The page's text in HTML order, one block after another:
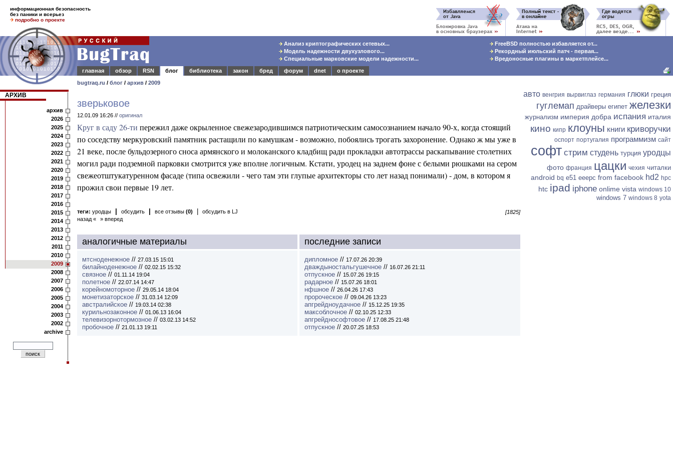
информационная безопасность
без паники и всерьез
подробно о проекте
Анализ криптографических сетевых...
Модель надежности двухузлового...
Специальные марковские модели надежности...
FreeBSD полностью избавляется от...
Рекордный июльский патч - первая...
Вредоносные плагины в маркетплейсе...
главная
обзор RSN блог библиотека закон бред форум dnet
о проекте
bugtraq.ru / блог / архив / 2009
АРХИВ
архив
2026
2025
2024
2023
2022
2021
2020
2019
2018
2017
2016
2015
2014
2013
2012
2011
2010
2009
2008
2007
2006
2005
2004
2003
2002
archive
зверьковое
12.01.09 16:26 // оригинал
Круг в саду 26-ти пережил даже окрыленное свежезародившимся патриотическим самосознанием начало 90-х, когда стоящий
по соседству меркуровский памятник растащили по камушкам - возможно, побоялись трогать захоронение. Однако ж мы уже в
21 веке, после бульдозерного сноса армянского и молоканского кладбищ ради прокладки автотрассы раскапывание столетних
могил ради подземной парковки смотрится уже вполне логичным. Кстати, уродец на заднем фоне с белыми рюшками на сером
свежеотштукатуренном фасаде (типа освежили - чего там эти глупые архитекторы сто лет назад понимали) - дом, в котором я
прожил свои первые 19 лет.
теги: уродцы обсудить все отзывы (0) обсудить в LJ
[1825]
назад «
» вперед
аналогичные материалы
мтсноденежное // 27.03.15 15:01
билайноденежное // 02.02.15 15:32
связное // 01.11.14 19:04
полетное // 22.07.14 14:47
корейномоторное // 29.05.14 18:04
монетизаторское // 31.03.14 12:09
австралийское // 19.03.14 02:38
курильнозаконное // 01.06.13 16:04
телевизорнотормозное // 03.02.13 14:52
пробочное // 21.01.13 19:11
последние записи
дипломное // 17.07.26 20:39
дваждыностальгушечное // 16.07.26 21:11
отпускное // 15.07.26 19:15
радарное // 15.07.26 18:01
нфшное // 26.04.26 17:43
пророческое // 09.04.26 13:23
апгрейдноудачное // 15.12.25 19:35
максоблочное // 02.10.25 12:33
апгрейднософтовое // 17.08.25 21:48
отпускное // 20.07.25 18:53
авто венгрия вырвиглаз германия глюки греция
гуглемап драйверы египет железки
журнализм империя добра испания италия
кино кипр клоуны книги криворучки
оспорт португалия программизм сайт
софт стрим студень турция уродцы
фото франция цацки чехия читалки
android bq e51 eeepc from facebook hd2 hpc
htc ipad iphone onlime vista windows 10
windows 7 windows 8 yota